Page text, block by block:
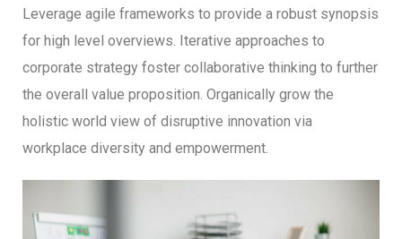
Leverage agile frameworks to provide a robust synopsis
for high level overviews. Iterative approaches to
corporate strategy foster collaborative thinking to further
the overall value proposition. Organically grow the
holistic world view of disruptive innovation via
workplace diversity and empowerment.